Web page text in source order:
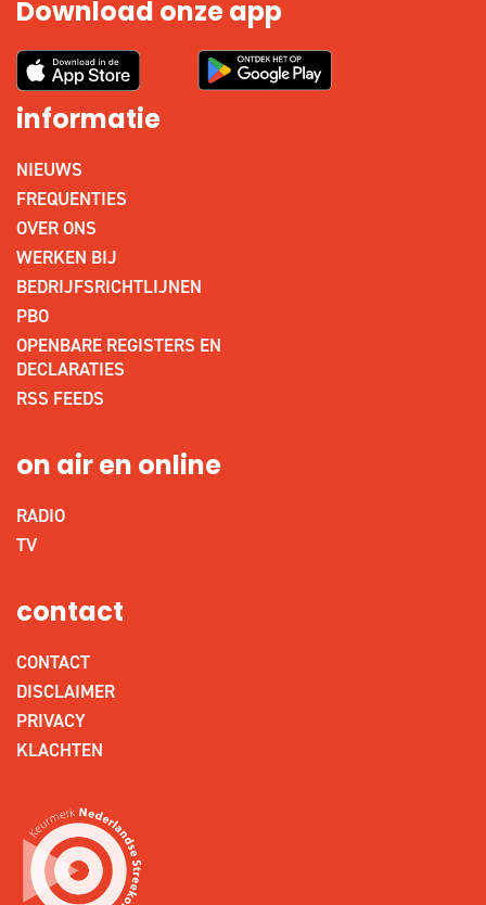
Download onze app
informatie
NIEUWS
FREQUENTIES
OVER ONS
WERKEN BIJ
BEDRIJFSRICHTLIJNEN
PBO
OPENBARE REGISTERS EN
DECLARATIES
RSS FEEDS
on air en online
RADIO
TV
contact
CONTACT
DISCLAIMER
PRIVACY
KLACHTEN